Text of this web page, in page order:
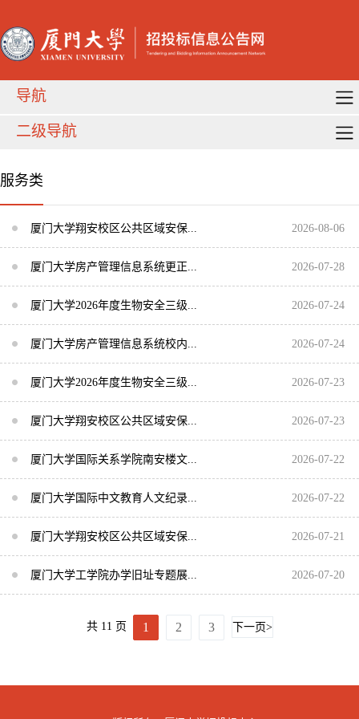
导航
二级导航
服务类
2026-08-06
厦门大学翔安校区公共区域安保...
2026-07-28
厦门大学房产管理信息系统更正...
2026-07-24
厦门大学2026年度生物安全三级...
2026-07-24
厦门大学房产管理信息系统校内...
2026-07-23
厦门大学2026年度生物安全三级...
2026-07-23
厦门大学翔安校区公共区域安保...
2026-07-22
厦门大学国际关系学院南安楼文...
2026-07-22
厦门大学国际中文教育人文纪录...
2026-07-21
厦门大学翔安校区公共区域安保...
2026-07-20
厦门大学工学院办学旧址专题展...
共 11 页 1 2 3 下一页>